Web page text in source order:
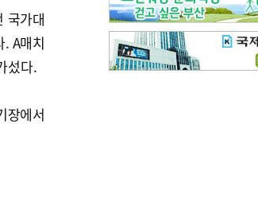
국가대
A매치
섰다.
장에서